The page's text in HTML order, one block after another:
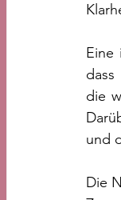
Eine
die
und
Die